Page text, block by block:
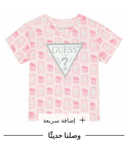
إضافة سريعة
وصلنا حديثًا